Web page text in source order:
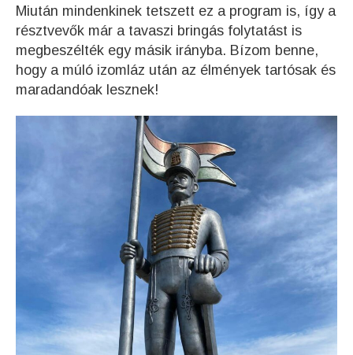
Miután mindenkinek tetszett ez a program is, így a
résztvevők már a tavaszi bringás folytatást is
megbeszélték egy másik irányba. Bízom benne,
hogy a múló izomláz után az élmények tartósak és
maradandóak lesznek!